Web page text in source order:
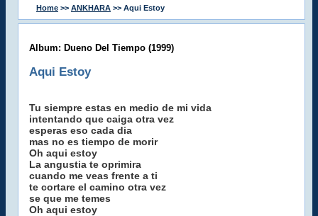
Home >> ANKHARA >> Aqui Estoy
Album: Dueno Del Tiempo (1999)
Aqui Estoy
Tu siempre estas en medio de mi vida
intentando que caiga otra vez
esperas eso cada dia
mas no es tiempo de morir
Oh aqui estoy
La angustia te oprimira
cuando me veas frente a ti
te cortare el camino otra vez
se que me temes
Oh aqui estoy